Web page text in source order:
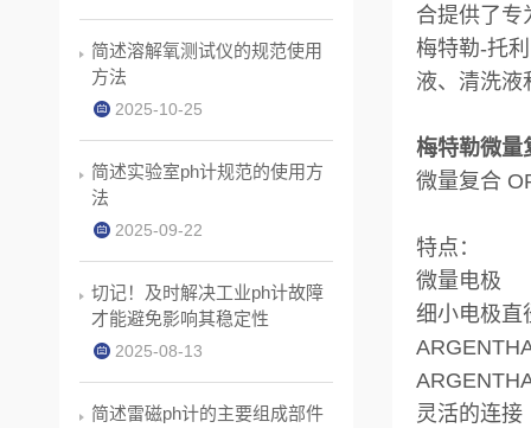
合提供了专
梅特勒-托
液、清洗液
梅特勒微量
微量复合
特点：
微量电极
细小电极直
灵活的连接
简述溶解氧测试仪的规范使用
方法
2025-10-25
简述实验室ph计规范的使用方
法
2025-09-22
切记！及时解决工业ph计故障
才能避免影响其稳定性
2025-08-13
简述雷磁ph计的主要组成部件